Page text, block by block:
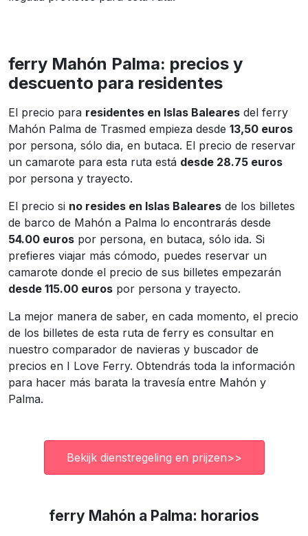
ferry Mahón Palma: precios y
descuento para residentes
El precio para residentes en Islas Baleares del ferry
Mahón Palma de Trasmed empieza desde 13,50 euros
por persona, sólo dia, en butaca. El precio de reservar
un camarote para esta ruta está desde 28.75 euros
por persona y trayecto.
El precio si no resides en Islas Baleares de los billetes
de barco de Mahón a Palma lo encontrarás desde
54.00 euros por persona, en butaca, sólo ida. Si
prefieres viajar más cómodo, puedes reservar un
camarote donde el precio de sus billetes empezarán
desde 115.00 euros por persona y trayecto.
La mejor manera de saber, en cada momento, el precio
de los billetes de esta ruta de ferry es consultar en
nuestro comparador de navieras y buscador de
precios en I Love Ferry. Obtendrás toda la información
para hacer más barata la travesía entre Mahón y
Palma.
Bekijk dienstregeling en prijzen>>
ferry Mahón a Palma: horarios